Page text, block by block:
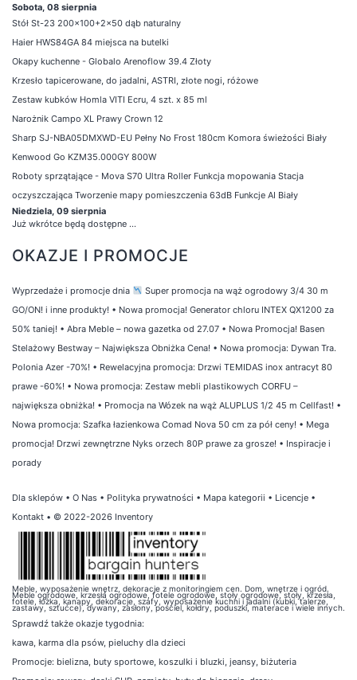
Sobota, 08 sierpnia
Stół St-23 200x100+2x50 dąb naturalny
Haier HWS84GA 84 miejsca na butelki
Okapy kuchenne - Globalo Arenoflow 39.4 Złoty
Krzesło tapicerowane, do jadalni, ASTRI, złote nogi, różowe
Zestaw kubków Homla VITI Ecru, 4 szt. x 85 ml
Narożnik Campo XL Prawy Crown 12
Sharp SJ-NBA05DMXWD-EU Pełny No Frost 180cm Komora świeżości Biały
Kenwood Go KZM35.000GY 800W
Roboty sprzątające - Mova S70 Ultra Roller Funkcja mopowania Stacja
oczyszczająca Tworzenie mapy pomieszczenia 63dB Funkcje AI Biały
Niedziela, 09 sierpnia
Już wkrótce będą dostępne ...
OKAZJE I PROMOCJE
Wyprzedaże i promocje dnia
Super promocja na wąż ogrodowy 3/4 30 m
GO/ON! i inne produkty! • Nowa promocja! Generator chloru INTEX QX1200 za
50% taniej! • Abra Meble – nowa gazetka od 27.07 • Nowa Promocja! Basen
Stelażowy Bestway – Największa Obniżka Cena! • Nowa promocja: Dywan Tra.
Polonia Azer -70%! • Rewelacyjna promocja: Drzwi TEMIDAS inox antracyt 80
prawe -60%! • Nowa promocja: Zestaw mebli plastikowych CORFU –
największa obniżka! • Promocja na Wózek na wąż ALUPLUS 1/2 45 m Cellfast! •
Nowa promocja: Szafka łazienkowa Comad Nova 50 cm za pół ceny! • Mega
promocja! Drzwi zewnętrzne Nyks orzech 80P prawe za grosze! • Inspiracje i
porady
Dla sklepów • O Nas • Polityka prywatności • Mapa kategorii • Licencje •
Kontakt • © 2022-2026 Inventory
Meble, wyposażenie wnętrz, dekoracje z monitoringiem cen. Dom, wnętrze i ogród.
Meble ogrodowe, krzesła ogrodowe, fotele ogrodowe, stoły ogrodowe, stoły, krzesła,
fotele, łóżka, kanapy, dekoracje, szafy, wyposażenie kuchni i jadalni (kubki, talerze,
zastawy, sztućce), dywany, zasłony, pościel, kołdry, poduszki, materace i wiele innych.
Sprawdź także okazje tygodnia:
kawa, karma dla psów, pieluchy dla dzieci
Promocje: bielizna, buty sportowe, koszulki i bluzki, jeansy, biżuteria